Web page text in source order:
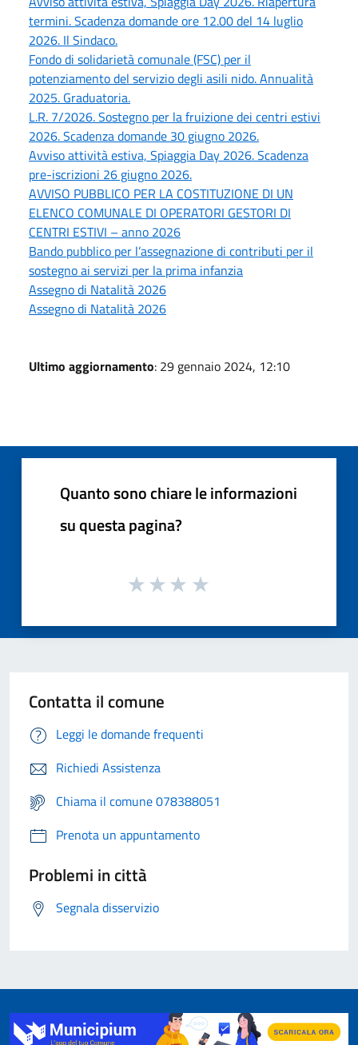
termini. Scadenza domande ore 12.00 del 14 luglio
2026. Il Sindaco.
Fondo di solidarietà comunale (FSC) per il
potenziamento del servizio degli asili nido. Annualità
2025. Graduatoria.
L.R. 7/2026. Sostegno per la fruizione dei centri estivi
2026. Scadenza domande 30 giugno 2026.
Avviso attività estiva, Spiaggia Day 2026. Scadenza
pre-iscrizioni 26 giugno 2026.
AVVISO PUBBLICO PER LA COSTITUZIONE DI UN
ELENCO COMUNALE DI OPERATORI GESTORI DI
CENTRI ESTIVI – anno 2026
Bando pubblico per l’assegnazione di contributi per il
sostegno ai servizi per la prima infanzia
Assegno di Natalità 2026
Assegno di Natalità 2026
Ultimo aggiornamento: 29 gennaio 2024, 12:10
Quanto sono chiare le informazioni
su questa pagina?
Contatta il comune
Leggi le domande frequenti
Richiedi Assistenza
Chiama il comune 078388051
Prenota un appuntamento
Problemi in città
Segnala disservizio